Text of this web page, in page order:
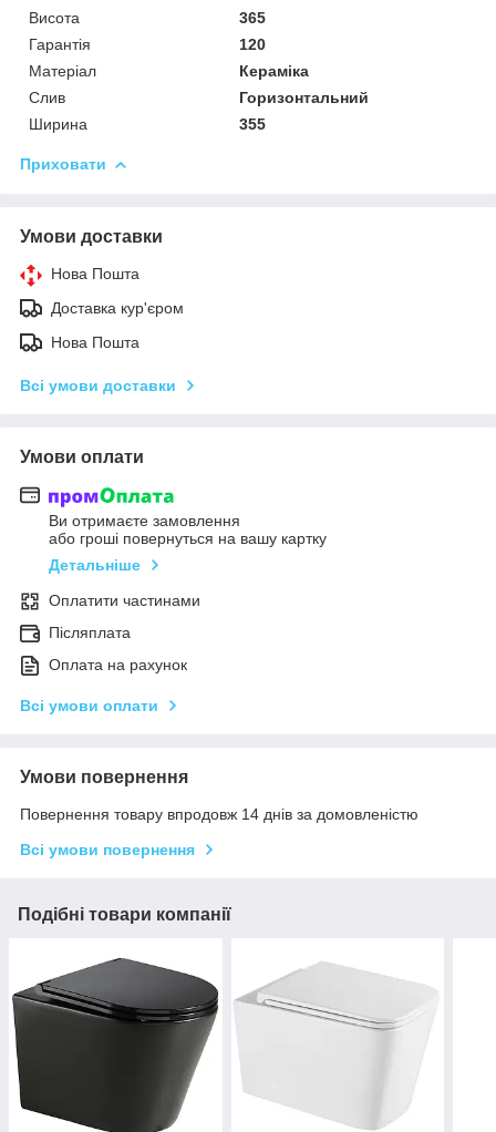
Висота
365
Гарантія
120
Матеріал
Кераміка
Слив
Горизонтальний
Ширина
355
Приховати
Умови доставки
Нова Пошта
Доставка кур'єром
Нова Пошта
Всі умови доставки
Умови оплати
Ви отримаєте замовлення
або гроші повернуться на вашу картку
Детальніше
Оплатити частинами
Післяплата
Оплата на рахунок
Всі умови оплати
Умови повернення
Повернення товару впродовж 14 днів за домовленістю
Всі умови повернення
Подібні товари компанії